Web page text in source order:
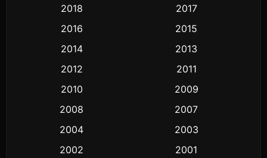
2018
2017
2016
2015
2014
2013
2012
2011
2010
2009
2008
2007
2004
2003
2002
2001